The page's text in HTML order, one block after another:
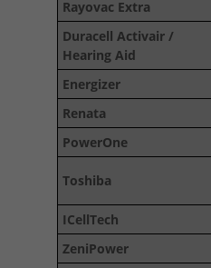
Rayovac Extra
Duracell Activair /
Hearing Aid
Energizer
Renata
PowerOne
Toshiba
ICellTech
ZeniPower